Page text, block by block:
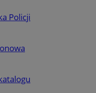
Policji